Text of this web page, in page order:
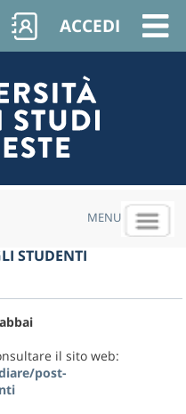
ACCEDI
MENU
STUDENTI
il sito web:
post-